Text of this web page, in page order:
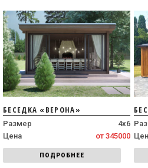
БЕСЕДКА «ВЕРОНА»
Размер
4х6
Цена
от 345000
ПОДРОБНЕЕ